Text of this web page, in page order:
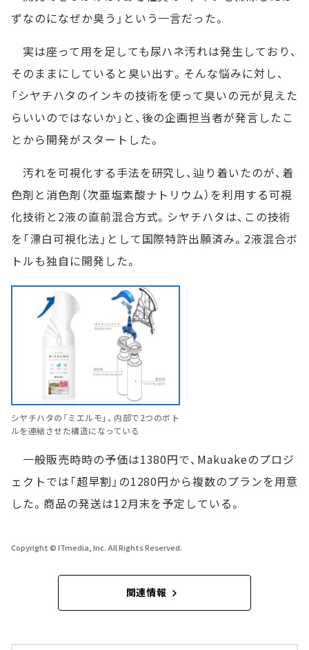
ずなのになぜか臭う」という一言だった。
実は座って用を足しても尿ハネ汚れは発生しており、
そのままにしていると臭い出す。そんな悩みに対し、
「シヤチハタのインキの技術を使って臭いの元が見えた
らいいのではないか」と、後の企画担当者が発言したこ
とから開発がスタートした。
汚れを可視化する手法を研究し、辿り着いたのが、着
色剤と消色剤（次亜塩素酸ナトリウム）を利用する可視
化技術と2液の直前混合方式。シヤチハタは、この技術
を「漂白可視化法」として国際特許出願済み。2液混合ボ
トルも独自に開発した。
シヤチハタの「ミエルモ」。内部で2つのボト
ルを連結させた構造になっている
一般販売時時の予価は1380円で、Makuakeのプロジ
ェクトでは「超早割」の1280円から複数のプランを用意
した。商品の発送は12月末を予定している。
Copyright © ITmedia, Inc. All Rights Reserved.
関連情報